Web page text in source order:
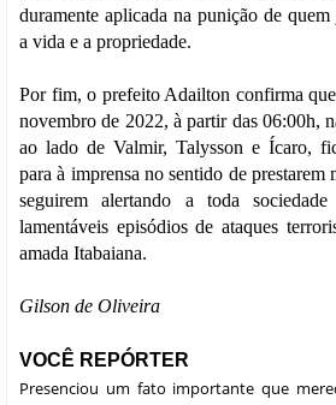
duramente aplicada na punição de quem
a vida e a propriedade.
Por fim, o prefeito Adailton confirma que
novembro de 2022, à partir das 06:00h,
ao lado de Valmir, Talysson e Ícaro,
para à imprensa no sentido de prestarem
seguirem alertando a toda sociedade
lamentáveis episódios de ataques
amada Itabaiana.
Gilson de Oliveira
VOCÊ REPÓRTER
Presenciou um fato importante que